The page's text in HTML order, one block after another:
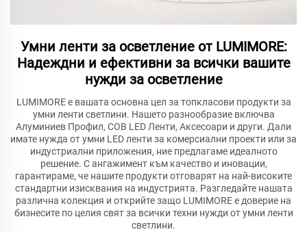
Умни ленти за осветление от LUMIMORE:
Надеждни и ефективни за всички вашите
нужди за осветление
LUMIMORE е вашата основна цел за топкласови продукти за
умни ленти светлини. Нашето разнообразие включва
Алуминиев Профил, COB LED Ленти, Аксесоари и други. Дали
имате нужда от умни LED ленти за комерсиални проекти или за
индустриални приложения, ние предлагаме идеалното
решение. С ангажимент към качество и иновации,
гарантираме, че нашите продукти отговарят на най-високите
стандартни изисквания на индустрията. Разгледайте нашата
различна колекция и открийте защо LUMIMORE е доверие на
бизнесите по целия свят за всички техни нужди от умни ленти
светлини.